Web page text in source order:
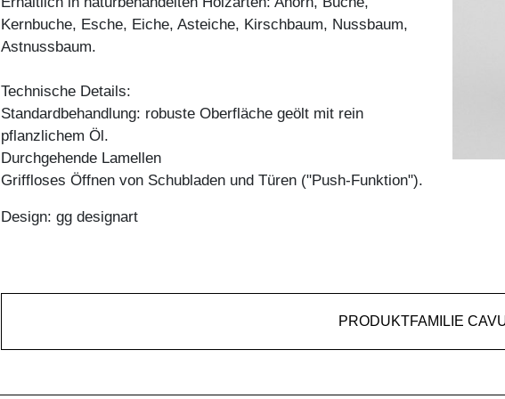
Kernbuche, Esche, Eiche, Asteiche, Kirschbaum, Nussbaum,
Astnussbaum.
Technische Details:
Standardbehandlung: robuste Oberfläche geölt mit rein
pflanzlichem Öl.
Durchgehende Lamellen
Griffloses Öffnen von Schubladen und Türen ("Push-Funktion").
Design: gg designart
PRODUKTFAMILIE